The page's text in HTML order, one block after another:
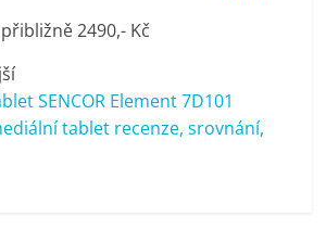
2490,- Kč
SENCOR Element 7D101
tablet recenze, srovnání,